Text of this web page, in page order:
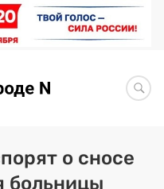
о сносе
больницы